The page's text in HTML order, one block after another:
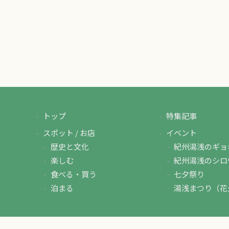
トップ
スポット / お店
歴史と文化
楽しむ
食べる・買う
泊まる
特集記事
イベント
紀州湯浅のギ
紀州湯浅のシ
七夕祭り
湯浅まつり（